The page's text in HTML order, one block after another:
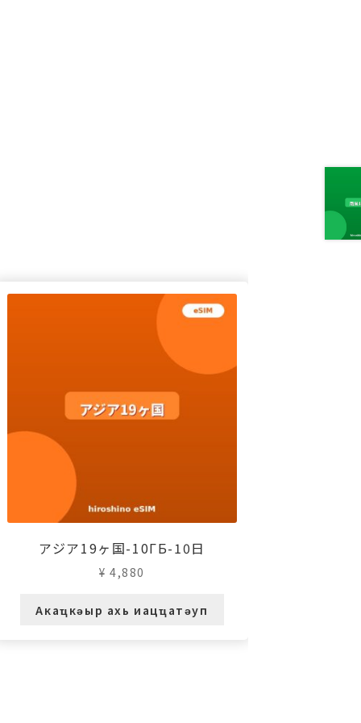
アジア19ヶ国-10ГБ-10日
¥ 4,880
Акаҵкәыр ахь иацҵатәуп